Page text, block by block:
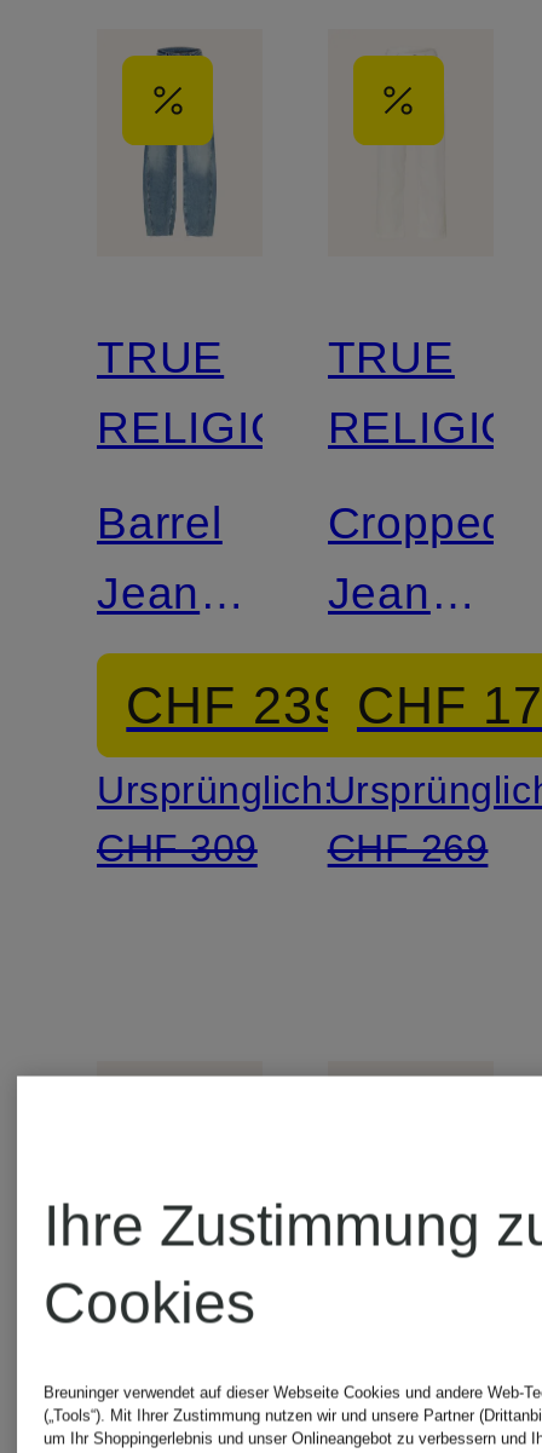
TRUE
RELIGION
Barrel
Jeans
RUBY
VOLUME
CHF 239
Ursprünglich:
CHF 309
TRUE
Cropped
Jeans
HOPE
CHF
CHF 269
TRUE
TRUE
Ihre Zustimmung
Cookies
Breuninger verwendet auf dieser Webseite Cookies und andere Web-
(„Tools“). Mit Ihrer Zustimmung nutzen wir und unsere Partner
um Ihr Shoppingerlebnis und unser Onlineangebot zu verbessern und